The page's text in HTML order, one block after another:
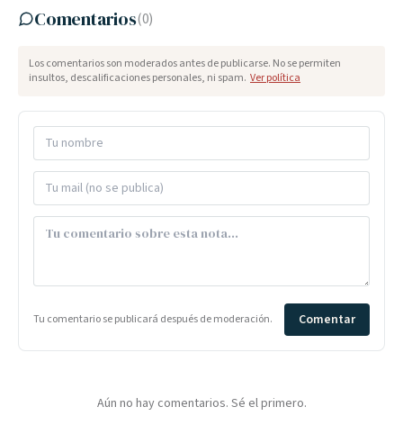
Comentarios(0)
Los comentarios son moderados antes de publicarse. No se permiten
insultos, descalificaciones personales, ni spam. Ver política
Tu comentario se publicará después de moderación. Comentar
Aún no hay comentarios. Sé el primero.